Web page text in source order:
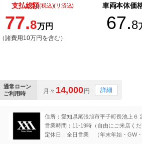
支払総額(税込)(リ済込)
77.8万円
（諸費用10万円を含む）
車両本体価
67.8
通常ローン
ご利用時
月々 14,000円 詳細
住所：愛知県尾張旭市平子町長池上６
営業時間：11-19時（自由にご来店く
に案内できます！！）
定休日：全日営業 （年末年始・GW